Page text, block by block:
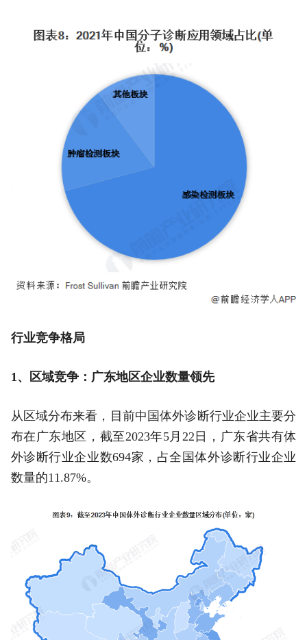
行业竞争格局
1、区域竞争：广东地区企业数量领先
从区域分布来看，目前中国体外诊断行业企业主要分
布在广东地区，截至2023年5月22日，广东省共有体
外诊断行业企业数694家，占全国体外诊断行业企业
数量的11.87%。